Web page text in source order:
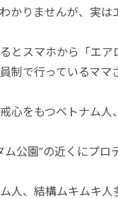
かりませんが、実は
とスマホから「エア
制で行っているママ
心をもつベトナム人
ム公園”の近くにプロ
人、結構ムキムキ人